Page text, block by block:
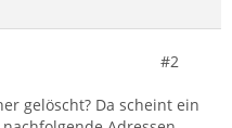
#2
gelöscht? Da scheint ein